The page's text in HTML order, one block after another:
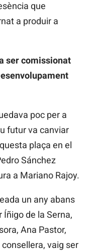
que
a produir a
ser comissionat
poc per a
futur va canviar
plaça en el
Sánchez
a Mariano Rajoy.
un any abans
de la Serna,
Ana Pastor,
vaig ser